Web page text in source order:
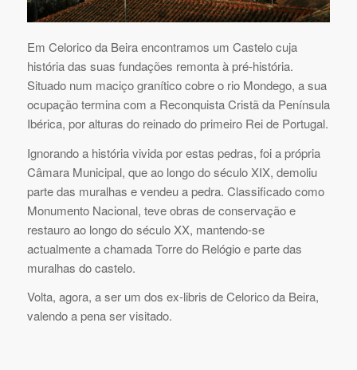
Em Celorico da Beira encontramos um Castelo cuja
história das suas fundações remonta à pré-história.
Situado num maciço granítico cobre o rio Mondego, a sua
ocupação termina com a Reconquista Cristã da Península
Ibérica, por alturas do reinado do primeiro Rei de Portugal.
Ignorando a história vivida por estas pedras, foi a própria
Câmara Municipal, que ao longo do século XIX, demoliu
parte das muralhas e vendeu a pedra. Classificado como
Monumento Nacional, teve obras de conservação e
restauro ao longo do século XX, mantendo-se
actualmente a chamada Torre do Relógio e parte das
muralhas do castelo.
Volta, agora, a ser um dos ex-libris de Celorico da Beira,
valendo a pena ser visitado.